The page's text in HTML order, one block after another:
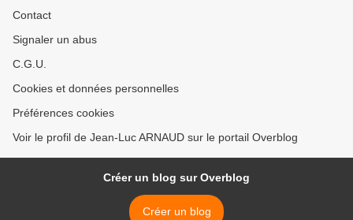
Contact
Signaler un abus
C.G.U.
Cookies et données personnelles
Préférences cookies
Voir le profil de Jean-Luc ARNAUD sur le portail Overblog
Créer un blog sur Overblog
Créer un blog